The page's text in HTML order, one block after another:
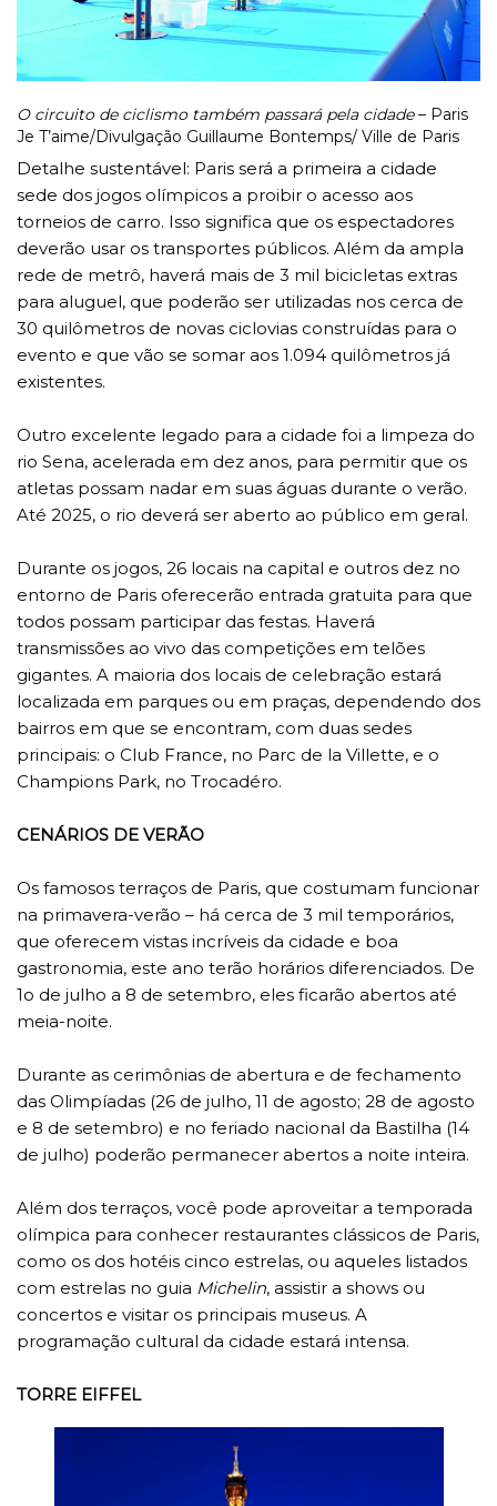
O circuito de ciclismo também passará pela cidade– Paris
Je T’aime/Divulgação Guillaume Bontemps/ Ville de Paris
Detalhe sustentável: Paris será a primeira a cidade
sede dos jogos olímpicos a proibir o acesso aos
torneios de carro. Isso significa que os espectadores
deverão usar os transportes públicos. Além da ampla
rede de metrô, haverá mais de 3 mil bicicletas extras
para aluguel, que poderão ser utilizadas nos cerca de
30 quilômetros de novas ciclovias construídas para o
evento e que vão se somar aos 1.094 quilômetros já
existentes.
Outro excelente legado para a cidade foi a limpeza do
rio Sena, acelerada em dez anos, para permitir que os
atletas possam nadar em suas águas durante o verão.
Até 2025, o rio deverá ser aberto ao público em geral.
Durante os jogos, 26 locais na capital e outros dez no
entorno de Paris oferecerão entrada gratuita para que
todos possam participar das festas. Haverá
transmissões ao vivo das competições em telões
gigantes. A maioria dos locais de celebração estará
localizada em parques ou em praças, dependendo dos
bairros em que se encontram, com duas sedes
principais: o Club France, no Parc de la Villette, e o
Champions Park, no Trocadéro.
CENÁRIOS DE VERÃO
Os famosos terraços de Paris, que costumam funcionar
na primavera-verão – há cerca de 3 mil temporários,
que oferecem vistas incríveis da cidade e boa
gastronomia, este ano terão horários diferenciados. De
1o de julho a 8 de setembro, eles ficarão abertos até
meia-noite.
Durante as cerimônias de abertura e de fechamento
das Olimpíadas (26 de julho, 11 de agosto; 28 de agosto
e 8 de setembro) e no feriado nacional da Bastilha (14
de julho) poderão permanecer abertos a noite inteira.
Além dos terraços, você pode aproveitar a temporada
olímpica para conhecer restaurantes clássicos de Paris,
como os dos hotéis cinco estrelas, ou aqueles listados
com estrelas no guia Michelin, assistir a shows ou
concertos e visitar os principais museus. A
programação cultural da cidade estará intensa.
TORRE EIFFEL